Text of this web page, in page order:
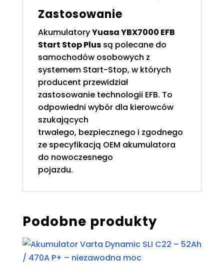
Zastosowanie
AkumulatoryYuasa YBX7000 EFB
Start Stop Plussą polecane do
samochodów osobowych z
systemem Start-Stop, w których
producent przewidział
zastosowanie technologii EFB. To
odpowiedni wybór dla kierowców
szukających
trwałego, bezpiecznego i zgodnego
ze specyfikacją OEM akumulatora
do nowoczesnego
pojazdu.
Podobne produkty